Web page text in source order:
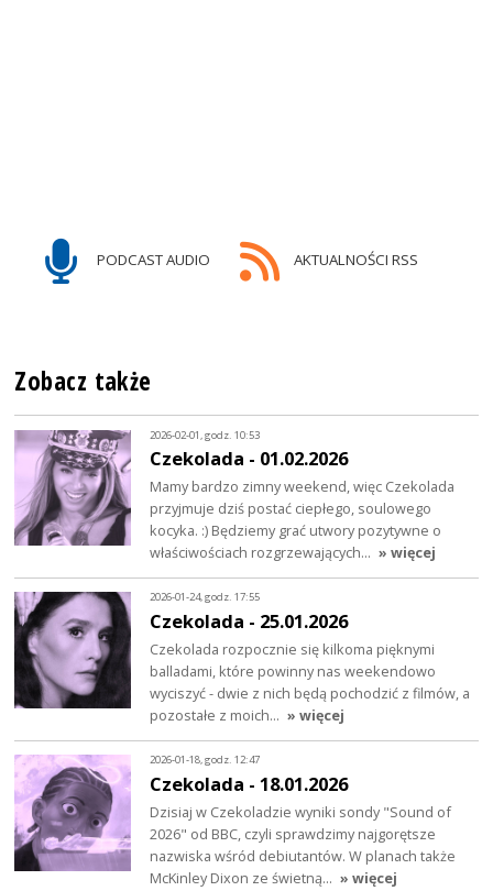
PODCAST AUDIO AKTUALNOŚCI RSS
Zobacz także
2026-02-01, godz. 10:53
Czekolada - 01.02.2026
Mamy bardzo zimny weekend, więc Czekolada
przyjmuje dziś postać ciepłego, soulowego
kocyka. :) Będziemy grać utwory pozytywne o
właściwościach rozgrzewających… » więcej
2026-01-24, godz. 17:55
Czekolada - 25.01.2026
Czekolada rozpocznie się kilkoma pięknymi
balladami, które powinny nas weekendowo
wyciszyć - dwie z nich będą pochodzić z filmów, a
pozostałe z moich… » więcej
2026-01-18, godz. 12:47
Czekolada - 18.01.2026
Dzisiaj w Czekoladzie wyniki sondy "Sound of
2026" od BBC, czyli sprawdzimy najgorętsze
nazwiska wśród debiutantów. W planach także
McKinley Dixon ze świetną… » więcej